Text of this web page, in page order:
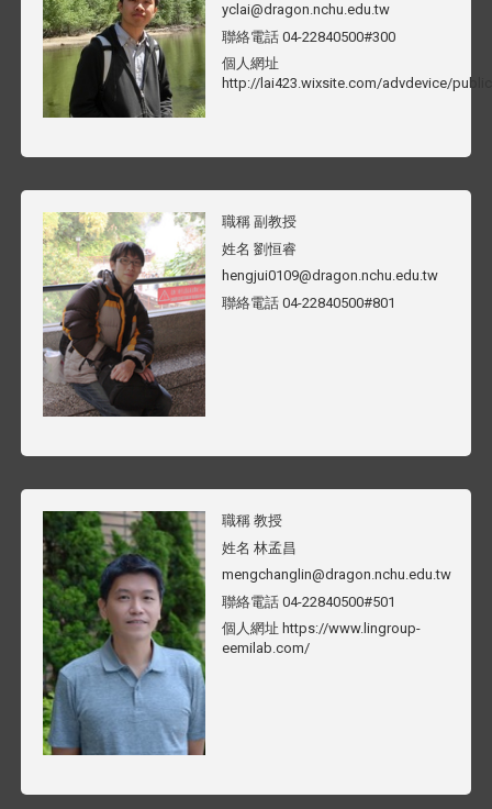
yclai@dragon.nchu.edu.tw
聯絡電話 04-22840500#300
個人網址
http://lai423.wixsite.com/advdevice/
職稱 副教授
姓名 劉恒睿
hengjui0109@dragon.nchu.edu.tw
聯絡電話 04-22840500#801
職稱 教授
姓名 林孟昌
mengchanglin@dragon.nchu.edu.tw
聯絡電話 04-22840500#501
個人網址 https://www.lingroup-
eemilab.com/